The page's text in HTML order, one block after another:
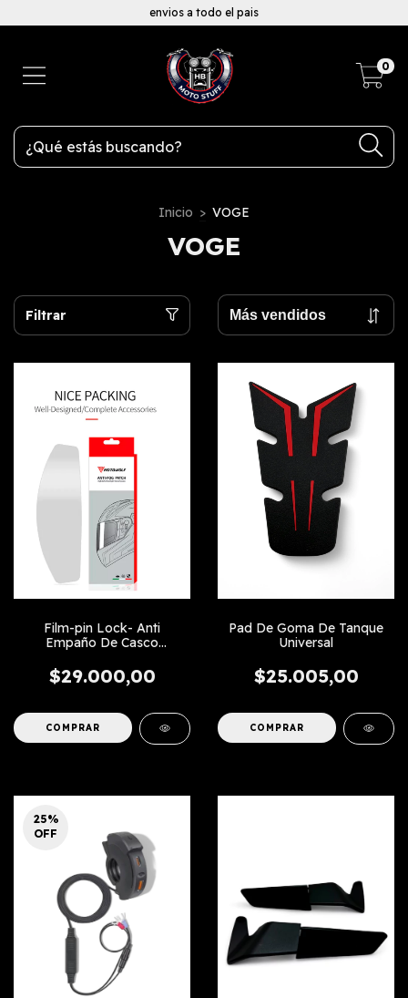
envios a todo el pais
0
Inicio > VOGE
VOGE
Filtrar
Film-pin Lock- Anti
Empaño De Casco
$29.000,00
Pad De Goma De Tanque
Universal
$25.005,00
COMPRAR
25%
OFF